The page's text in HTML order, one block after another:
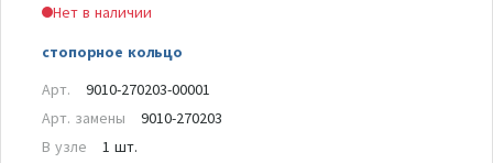
Нет в наличии
стопорное кольцо
Арт.
9010-270203-00001
Арт. замены
9010-270203
В узле
1 шт.